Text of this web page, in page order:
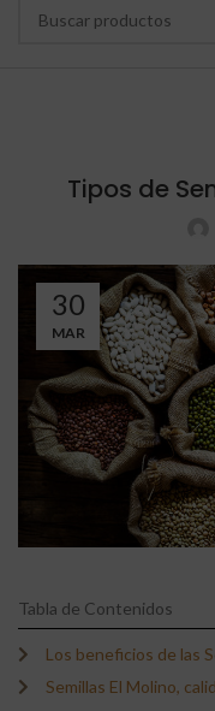
Tipos de
30
MAR
Tabla de Contenidos
Los beneficios de las
Semillas El Molino,